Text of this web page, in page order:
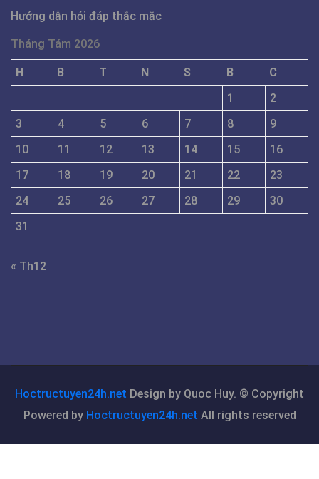
Hướng dẫn hỏi đáp thắc mắc
Tháng Tám 2026
H B T N S B
C
1
2
3
4 5 6 7 8
9
10
11 12 13 14 15
16
17
18 19 20 21 22
23
24
25 26 27 28 29
30
31
« Th12
Hoctructuyen24h.net Design by Quoc Huy. © Copyright
Powered by Hoctructuyen24h.net All rights reserved